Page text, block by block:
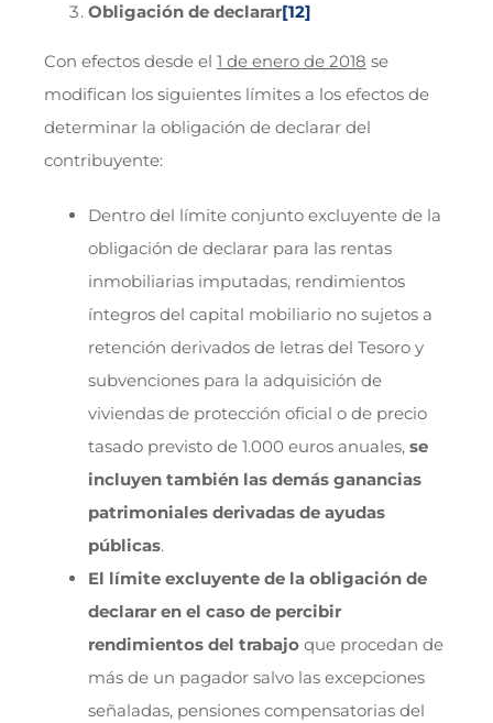
Obligación de declarar[12]
Con efectos desde el 1 de enero de 2018 se
modifican los siguientes límites a los efectos de
determinar la obligación de declarar del
contribuyente:
Dentro del límite conjunto excluyente de la
obligación de declarar para las rentas
inmobiliarias imputadas, rendimientos
íntegros del capital mobiliario no sujetos a
retención derivados de letras del Tesoro y
subvenciones para la adquisición de
viviendas de protección oficial o de precio
tasado previsto de 1.000 euros anuales, se
incluyen también las demás ganancias
patrimoniales derivadas de ayudas
públicas.
El límite excluyente de la obligación de
declarar en el caso de percibir
rendimientos del trabajo que procedan de
más de un pagador salvo las excepciones
señaladas, pensiones compensatorias del